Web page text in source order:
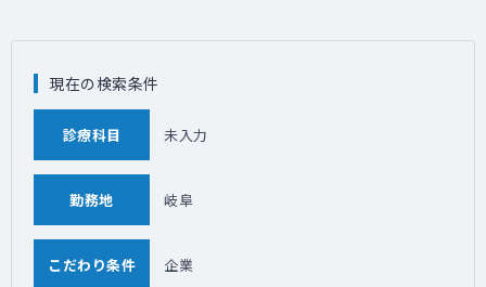
現在の検索条件
診療科目 未入力
勤務地 岐阜
こだわり条件 企業